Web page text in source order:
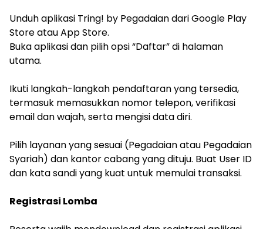
‎Unduh aplikasi Tring! by Pegadaian dari Google Play
Store atau App Store.
‎Buka aplikasi dan pilih opsi “Daftar” di halaman
utama.
‎Ikuti langkah-langkah pendaftaran yang tersedia,
termasuk memasukkan nomor telepon, verifikasi
email dan wajah, serta mengisi data diri.
‎Pilih layanan yang sesuai (Pegadaian atau Pegadaian
Syariah) dan kantor cabang yang dituju. Buat User ID
dan kata sandi yang kuat untuk memulai transaksi.
‎Registrasi Lomba